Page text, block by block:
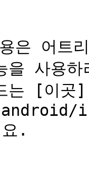
은 어트
사용
는 [이